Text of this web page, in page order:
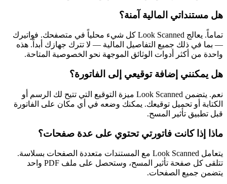
هل مستنداتي المالية آمنة؟
تماماً. يعالج Look Scanned كل شيء محلياً في متصفحك. فواتيرك
— بما في ذلك جميع التفاصيل المالية — لا تترك جهازك أبداً. هذه
واحدة من أكثر أدوات الوثائق الموجهة نحو الخصوصية المتاحة.
هل يمكنني إضافة توقيعي إلى الفاتورة؟
نعم. يتضمن Look Scanned ميزة التوقيع التي تتيح لك الرسم أو
الكتابة أو تحميل توقيعك. يمكنك وضعه في أي مكان على الفاتورة
قبل تطبيق تأثير المسح.
ماذا إذا كانت فاتورتي تحتوي على عدة صفحات؟
يتعامل Look Scanned مع المستندات متعددة الصفحات بسلاسة.
تتلقى كل صفحة تأثير المسح، وستحصل على ملف PDF واحد
يتضمن جميع الصفحات.